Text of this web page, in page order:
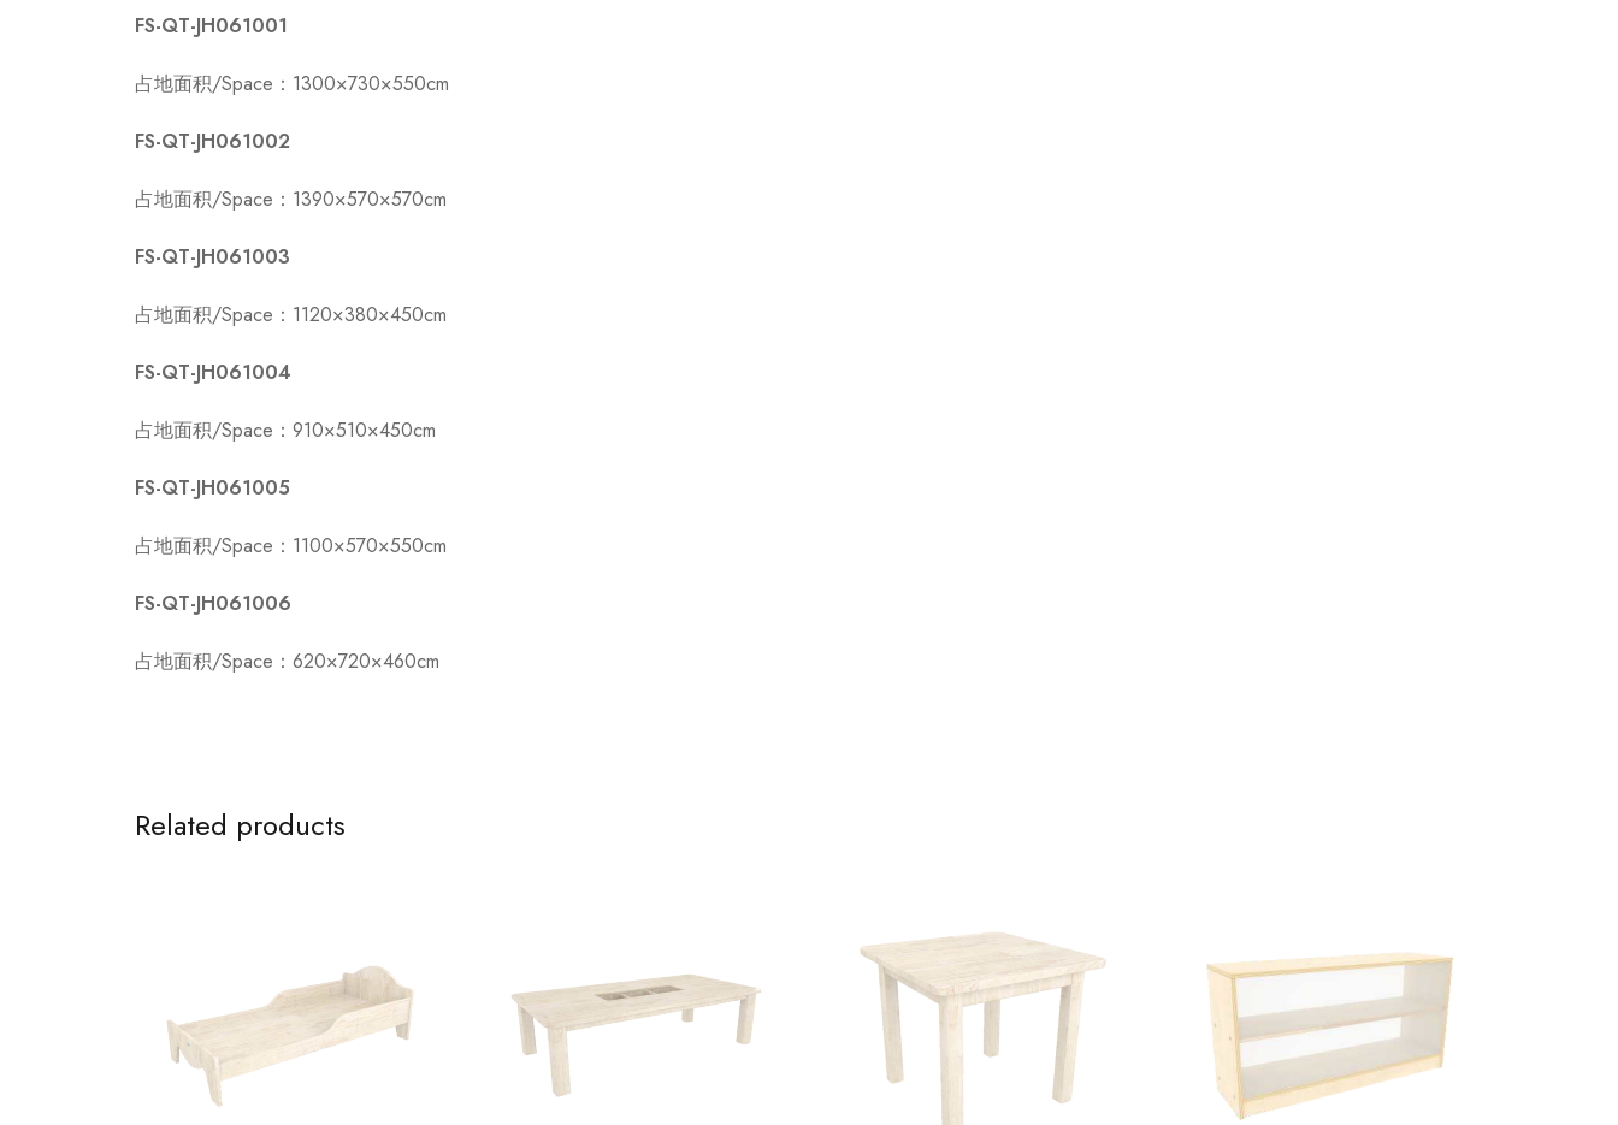
FS-QT-JH061001
占地面积/Space：1300×730×550cm
FS-QT-JH061002
占地面积/Space：1390×570×570cm
FS-QT-JH061003
占地面积/Space：1120×380×450cm
FS-QT-JH061004
占地面积/Space：910×510×450cm
FS-QT-JH061005
占地面积/Space：1100×570×550cm
FS-QT-JH061006
占地面积/Space：620×720×460cm
Related products